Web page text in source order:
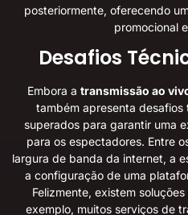
posteriormente, oferecendo
promocional
Desafios
Embora a transmissão ao
também apresenta
superados para garantir uma
para os espectadores. Entre
largura de banda da internet, a
a configuração de uma
Felizmente, existem
exemplo, muitos serviços de